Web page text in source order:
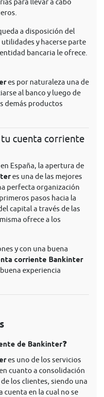
para llevar a cabo
a disposición del
y hacerse parte
bancaria le ofrece.
es por naturaleza una de
al banco y luego de
demás productos
cuenta corriente
España, la apertura de
es una de las mejores
perfecta organización
pasos hacia la
capital a través de las
ofrece a los
y con una buena
corriente Bankinter
experiencia
de Bankinter❓
es uno de los servicios
cuanto a consolidación
los clientes, siendo una
cuenta en la cual no se